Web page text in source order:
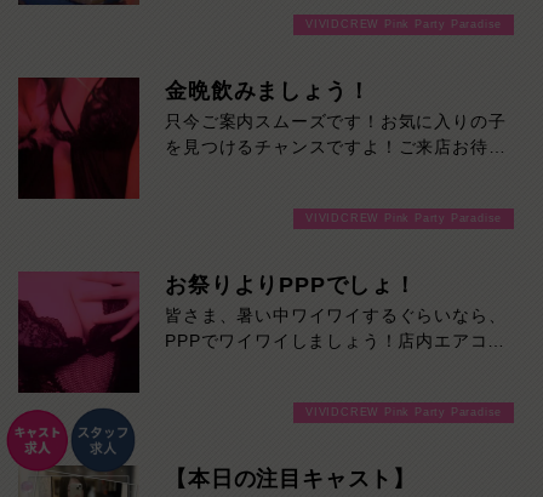
VIVIDCREW Pink Party Paradise
金晩飲みましょう！
只今ご案内スムーズです！お気に入りの子
を見つけるチャンスですよ！ご来店お待ち
VIVIDCREW Pink Party Paradise
お祭りよりPPPでしょ！
皆さま、暑い中ワイワイするぐらいなら、
PPPでワイワイしましょう！店内エアコン
VIVIDCREW Pink Party Paradise
【本日の注目キャスト】